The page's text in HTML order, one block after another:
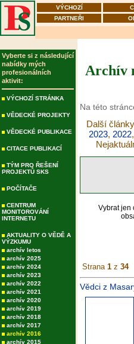
VÝCHOZÍ
PARTNEŘI
Vyberte si z následující
nabídky mých
profesionálních
aktivit:
VÝCHOZÍ STRÁNKA
VĚDECKÉ PROJEKTY
VĚDECKÉ PUBLIKACE
CITACE PUBLIKACÍ
TÝM PRO ŘEŠENÍ
PROJEKTŮ SKS
POČÍTAČE
CENTRUM
MONITOROVÁNÍ
INTERNETU
AKTUALITY O VĚDĚ A
VÝZKUMU
archív letos
archív 2025
archív 2024
archív 2023
archív 2022
archív 2021
archív 2020
archív 2019
archív 2018
archív 2017
archív 2016
archív 2015
Archív
Na této
Další
2023, 2022,
Vybrat jen
Strana 1 z 34
Vědci z